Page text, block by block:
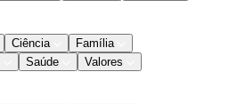
Ciência
Família
Saúde
Valores